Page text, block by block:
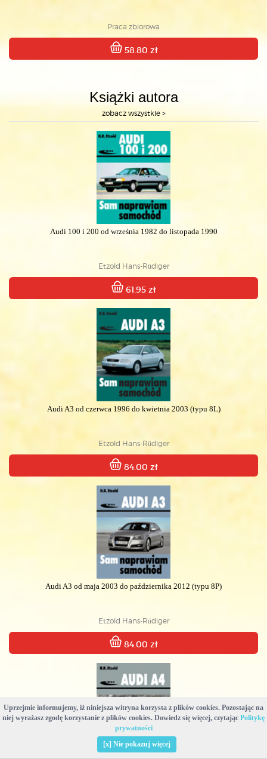
Praca zbiorowa
58.80 zł
Książki autora
zobacz wszystkie >
Audi 100 i 200 od września 1982 do listopada 1990
Etzold Hans-Rüdiger
61.95 zł
Audi A3 od czerwca 1996 do kwietnia 2003 (typu 8L)
Etzold Hans-Rüdiger
84.00 zł
Audi A3 od maja 2003 do października 2012 (typu 8P)
Etzold Hans-Rüdiger
84.00 zł
Uprzejmie informujemy, iż niniejsza witryna korzysta z plików cookies. Pozostając na
niej wyrażasz zgodę korzystanie z plików cookies. Dowiedz się więcej, czytając Politykę
prywatności
[x] Nie pokazuj więcej